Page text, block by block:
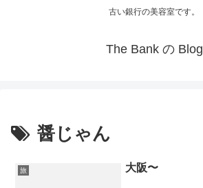
古い銀行の美容室です。
The Bank の Blog
醤じゃん
旅 大阪〜